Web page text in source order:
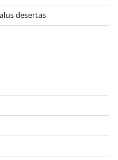
desertas